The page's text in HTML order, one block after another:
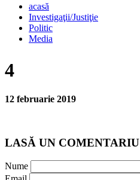
acasă
Investigaţii/Justiţie
Politic
Media
4
12 februarie 2019
LASĂ UN COMENTARIU
Nume